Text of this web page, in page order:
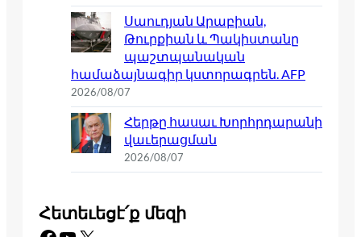
Սաուդյան Արաբիան,
Թուրքիան և Պակիստանը
պաշտպանական
համաձայնագիր կստորագրեն. AFP
2026/08/07
Հերթը հասաւ Խորհրդարանի
վաւերացման
2026/08/07
Հետեւեցէ՛ք մեզի